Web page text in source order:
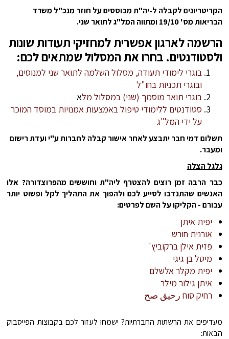
הקריטריונים לקבלה ל-יה"ת מבוססים על חוזר מנכ"ל משרד
הבריאות מס' 19/10 ומתווה המל"ג לתואר שני.
הרשמה לארגון אפשרית למחזיקי תעודות שונות
ולסטודנטים. בחרו את המסלול שמתאים לכם:
בוגרי לימודי תעודה, מסלול השלמה לתואר שני למנוסים,
ובוגרי תכניות בחו"ל
בוגרי תואר מוסמך (שני) במסלול מלא
סטודנטים ללימודי טיפול באמצעות אמנויות במוסד המוכר
על ידי המל"ג
תשלום דמי חבר יתבצע לאחר אישור קבלה לחברות ע"י ועדת רישום
ומעבר.
גלגל הצלה
כבר הרבה זמן רוצים להצטרף ליה"ת וחוששים מהפרוצדורה? אלו
האנשים שהתנדבו לסייע לכם ולהפוך את התהליך לקל ופשוט יותר
עבורם - הקליקו על השם לפרטים:
יפית איתן
אורנית חורש
פזית אילן ברקוביץ'
מיטל בן גיגי
יפית מקלר אלשלם
איתן גילור מילר
רחיק סוח رحيق صح
מעדיפים את הרשתות החברתיות? ישמחו לעזור לכם בקבוצות הפייסבוק
הבאות: